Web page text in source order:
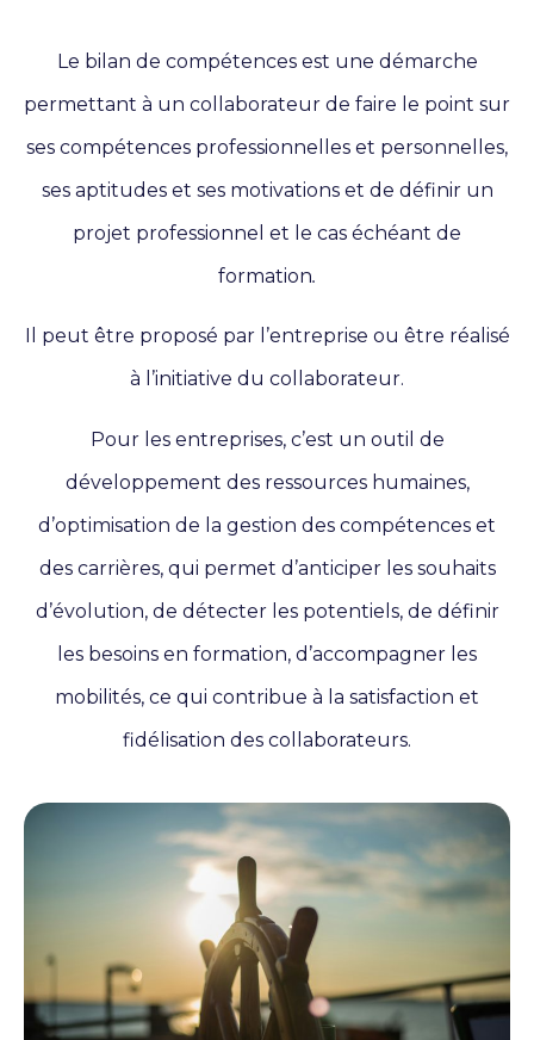
Le bilan de compétences est une démarche
permettant à un collaborateur de faire le point sur
ses compétences professionnelles et personnelles,
ses aptitudes et ses motivations et de définir un
projet professionnel et le cas échéant de
formation.
Il peut être proposé par l’entreprise ou être réalisé
à l’initiative du collaborateur.
Pour les entreprises, c’est un outil de
développement des ressources humaines,
d’optimisation de la gestion des compétences et
des carrières, qui permet d’anticiper les souhaits
d’évolution, de détecter les potentiels, de définir
les besoins en formation, d’accompagner les
mobilités, ce qui contribue à la satisfaction et
fidélisation des collaborateurs.